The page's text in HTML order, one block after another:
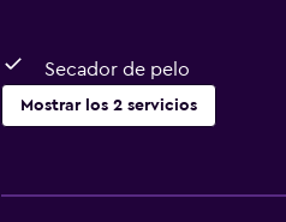
Secador de pelo
Mostrar los 2 servicios
Secador de pelo